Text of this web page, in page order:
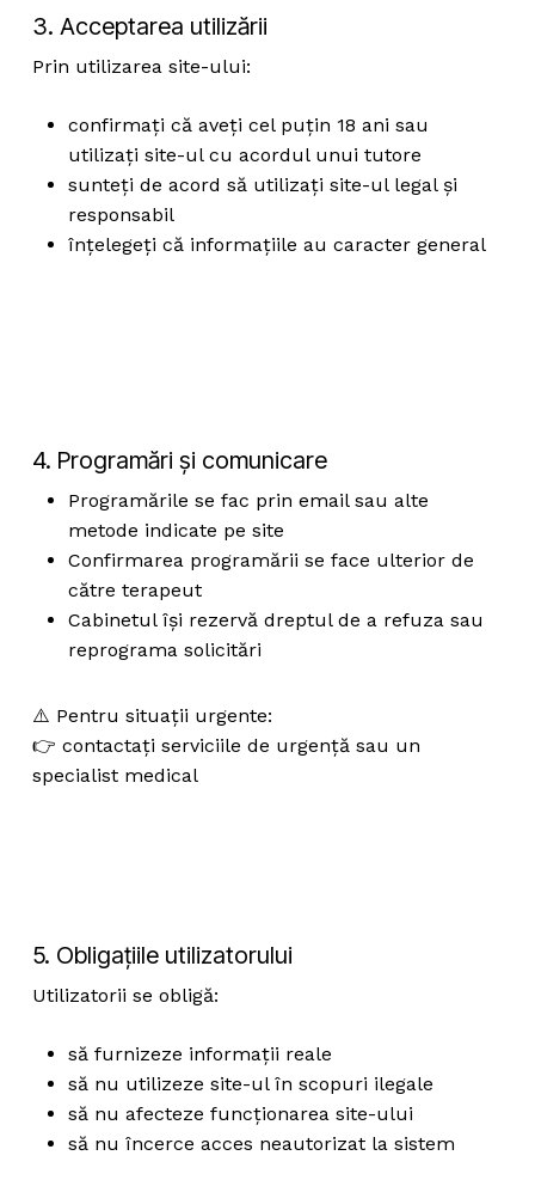
3. Acceptarea utilizării
Prin utilizarea site-ului:
confirmați că aveți cel puțin 18 ani sau
utilizați site-ul cu acordul unui tutore
sunteți de acord să utilizați site-ul legal și
responsabil
înțelegeți că informațiile au caracter general
4. Programări și comunicare
Programările se fac prin email sau alte
metode indicate pe site
Confirmarea programării se face ulterior de
către terapeut
Cabinetul își rezervă dreptul de a refuza sau
reprograma solicitări
⚠️ Pentru situații urgente:
👉 contactați serviciile de urgență sau un
specialist medical
5. Obligațiile utilizatorului
Utilizatorii se obligă:
să furnizeze informații reale
să nu utilizeze site-ul în scopuri ilegale
să nu afecteze funcționarea site-ului
să nu încerce acces neautorizat la sistem